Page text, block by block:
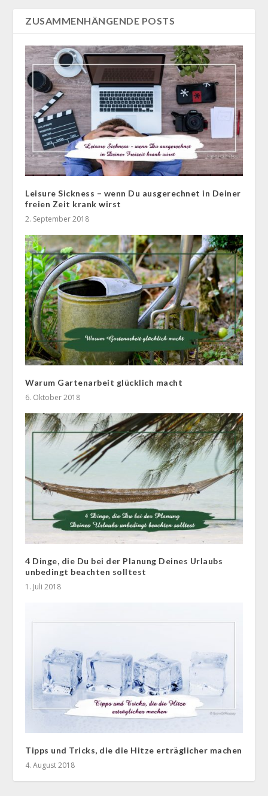
ZUSAMMENHÄNGENDE POSTS
Leisure Sickness – wenn Du ausgerechnet in Deiner
freien Zeit krank wirst
2. September 2018
Warum Gartenarbeit glücklich macht
6. Oktober 2018
4 Dinge, die Du bei der Planung Deines Urlaubs
unbedingt beachten solltest
1. Juli 2018
Tipps und Tricks, die die Hitze erträglicher machen
4. August 2018